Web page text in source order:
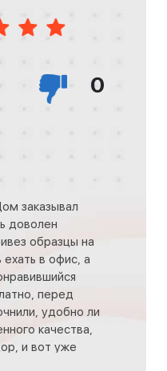
0
заказывал
доволен
образцы на
в офис, а
перед
удобно ли
качества,
и вот уже